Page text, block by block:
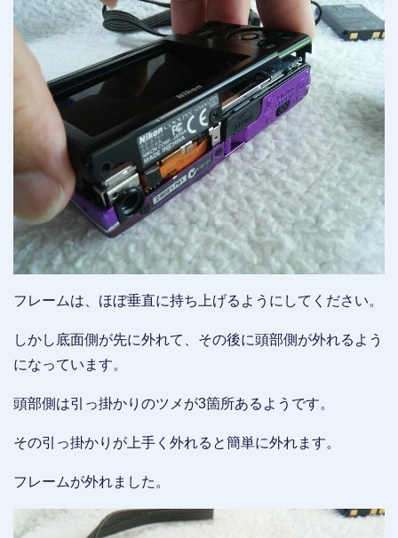
フレームは、ほぼ垂直に持ち上げるようにしてください。
しかし底面側が先に外れて、その後に頭部側が外れるよう
になっています。
頭部側は引っ掛かりのツメが3箇所あるようです。
その引っ掛かりが上手く外れると簡単に外れます。
フレームが外れました。